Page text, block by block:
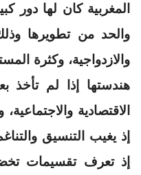
المغربية كان لها دور
والحد من تطويرها
والازدواجية، وكثرة
هندستها إذا لم تأخذ
الاقتصادية
إذ يغيب التنسيق
إذ تعرف تقسيمات